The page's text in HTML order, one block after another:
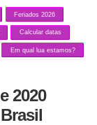
Feriados 2026
Calcular datas
Em qual lua estamos?
2020